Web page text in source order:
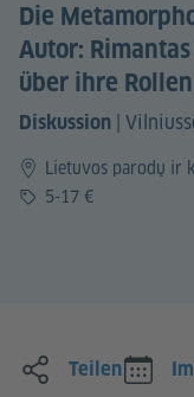
Die
Autor:
über ihre Rollen
Diskussion |
Lietuvos parodų ir
Preis5-17 €
Teilen